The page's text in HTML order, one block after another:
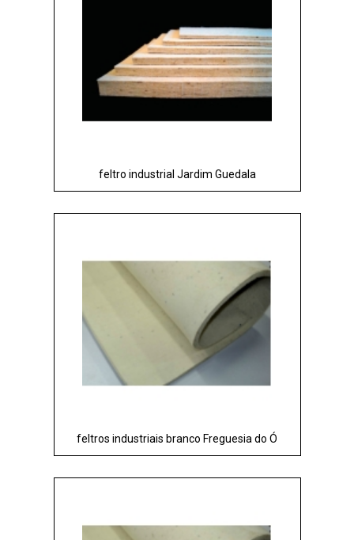
feltro industrial Jardim Guedala
feltros industriais branco Freguesia do Ó